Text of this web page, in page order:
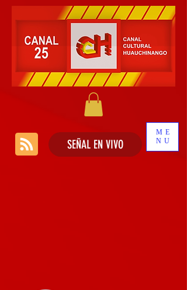
ME
NU
SEÑAL EN VIVO